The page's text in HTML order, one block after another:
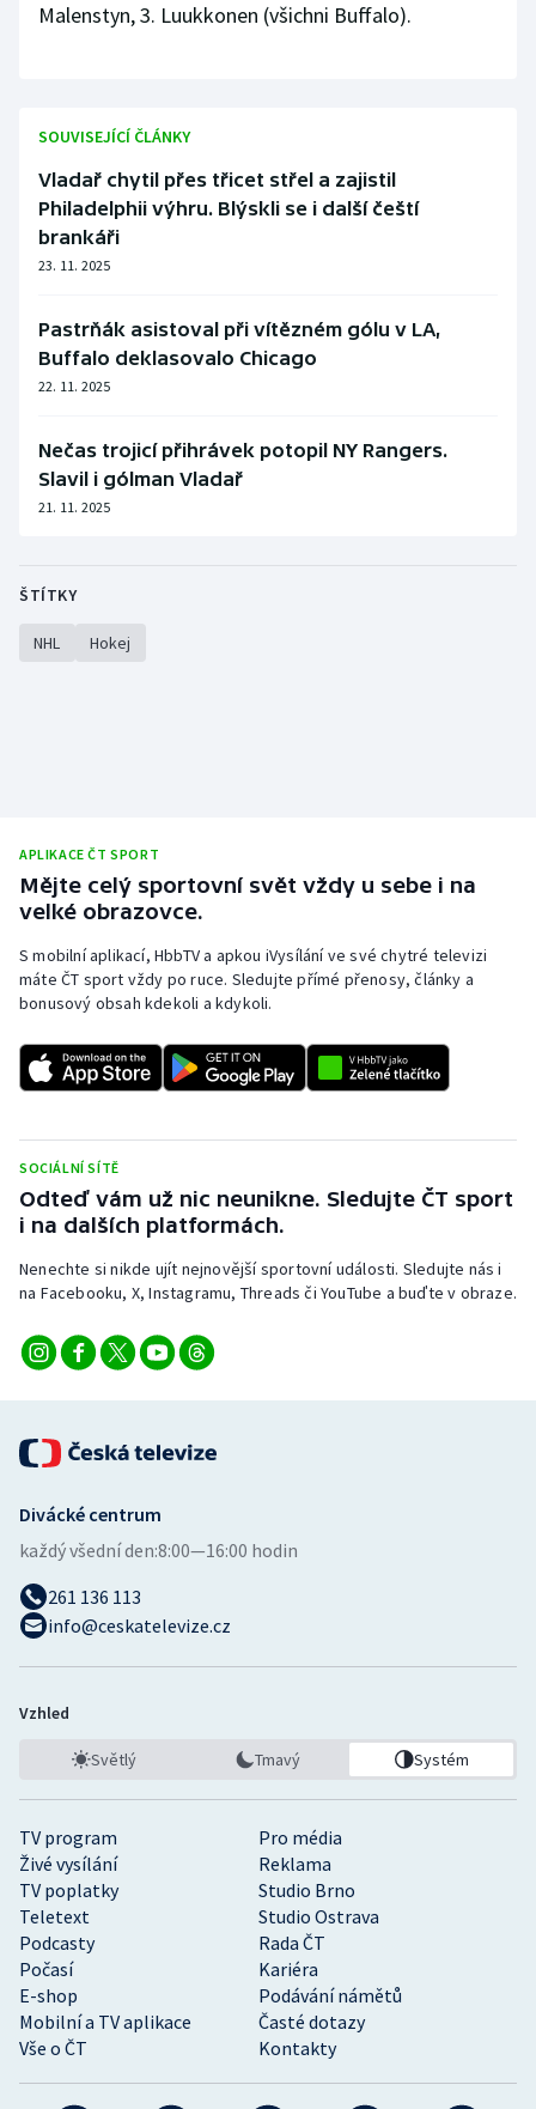
Malenstyn, 3. Luukkonen (všichni Buffalo).
SOUVISEJÍCÍ ČLÁNKY
Vladař chytil přes třicet střel a zajistil
Philadelphii výhru. Blýskli se i další čeští
brankáři
23. 11. 2025
Pastrňák asistoval při vítězném gólu v LA,
Buffalo deklasovalo Chicago
22. 11. 2025
Nečas trojicí přihrávek potopil NY Rangers.
Slavil i gólman Vladař
21. 11. 2025
ŠTÍTKY
NHL Hokej
APLIKACE ČT SPORT
Mějte celý sportovní svět vždy u sebe i na
velké obrazovce.
S mobilní aplikací, HbbTV a apkou iVysílání ve své chytré televizi
máte ČT sport vždy po ruce. Sledujte přímé přenosy, články a
bonusový obsah kdekoli a kdykoli.
SOCIÁLNÍ SÍTĚ
Odteď vám už nic neunikne. Sledujte ČT sport
i na dalších platformách.
Nenechte si nikde ujít nejnovější sportovní události. Sledujte nás i
na Facebooku, X, Instagramu, Threads či YouTube a buďte v obraze.
TV program
Pro média
Živé vysílání
Reklama
TV poplatky
Studio Brno
Teletext
Studio Ostrava
Podcasty
Rada ČT
Počasí
Kariéra
E-shop
Podávání námětů
Mobilní a TV aplikace
Časté dotazy
Vše o ČT
Kontakty
Divácké centrum
každý všední den:8:00—16:00 hodin
261 136 113
info@ceskatelevize.cz
Vzhled
Světlý Tmavý Systém